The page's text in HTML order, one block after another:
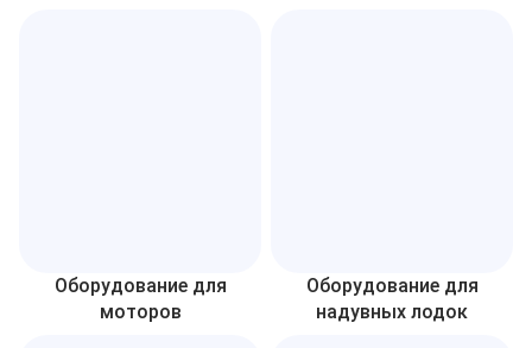
Оборудование для
моторов
Оборудование для
надувных лодок